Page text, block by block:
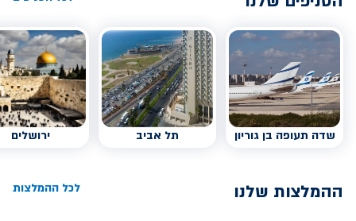
שדה תעופה בן גוריון תל אביב ירושלים
ההמלצות שלנו לכל ההמלצות